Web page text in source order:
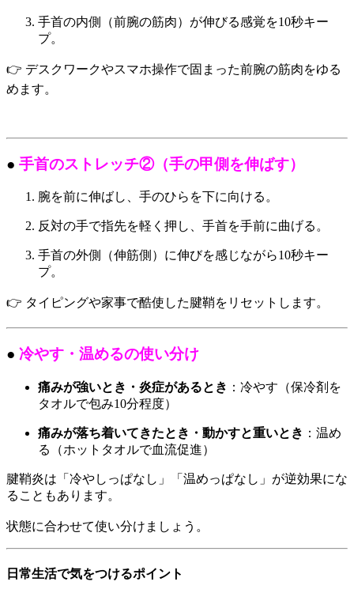
手首の内側（前腕の筋肉）が伸びる感覚を10秒キー
プ。
👉 デスクワークやスマホ操作で固まった前腕の筋肉をゆる
めます。
● 手首のストレッチ②（手の甲側を伸ばす）
腕を前に伸ばし、手のひらを下に向ける。
反対の手で指先を軽く押し、手首を手前に曲げる。
手首の外側（伸筋側）に伸びを感じながら10秒キー
プ。
👉 タイピングや家事で酷使した腱鞘をリセットします。
● 冷やす・温めるの使い分け
痛みが強いとき・炎症があるとき ：冷やす（保冷剤を
タオルで包み10分程度）
痛みが落ち着いてきたとき・動かすと重いとき ：温め
る（ホットタオルで血流促進）
腱鞘炎は「冷やしっぱなし」「温めっぱなし」が逆効果にな
ることもあります。
状態に合わせて使い分けましょう。
日常生活で気をつけるポイント